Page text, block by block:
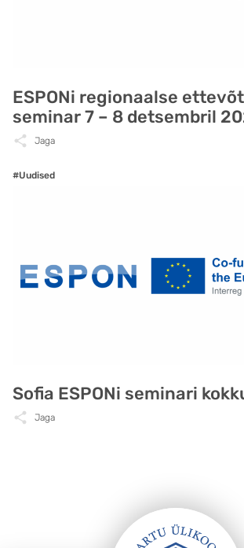
ESPONi regionaalse
seminar 7 – 8 detsembril
Jaga
#Uudised
Sofia ESPONi seminari
Jaga